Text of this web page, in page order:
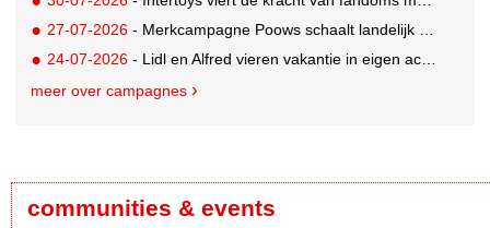
27-07-2026 - Merkcampagne Poows schaalt landelijk op met gerichte Out of Home strategie
24-07-2026 - Lidl en Alfred vieren vakantie in eigen achtertuin
meer over campagnes
communities & events